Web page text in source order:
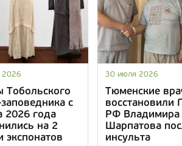
2026
Тобольского
с
2026 года
на 2
экспонатов
30 июля 2026
Тюменские
восстановили
РФ Владимира
Шарпатова
инсульта